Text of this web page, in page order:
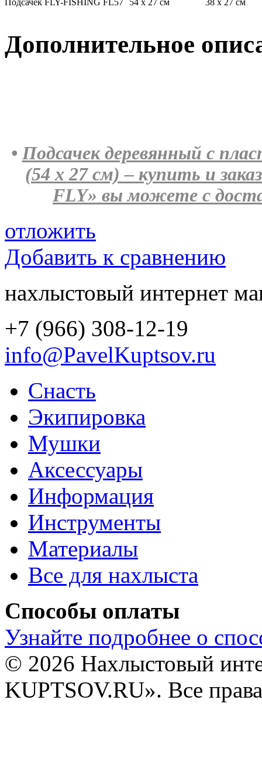
Дополнительное
• Подсачек деревянный с
(54 х 27 см) – купить и
FLY» вы можете с
отложить
Добавить к сравнению
нахлыстовый интернет
+7 (966) 308-12-19
info@PavelKuptsov.ru
Снасть
Экипировка
Мушки
Аксессуары
Информация
Инструменты
Материалы
Все для нахлыста
Способы оплаты
Узнайте подробнее о
© 2026 Нахлыстовый
KUPTSOV.RU». Все